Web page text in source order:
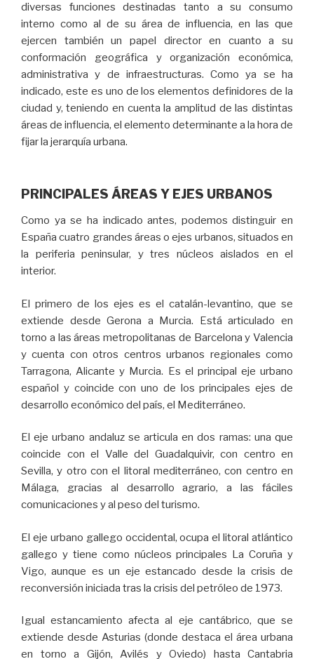
diversas funciones destinadas tanto a su consumo
interno como al de su área de influencia, en las que
ejercen también un papel director en cuanto a su
conformación geográfica y organización económica,
administrativa y de infraestructuras. Como ya se ha
indicado, este es uno de los elementos definidores de la
ciudad y, teniendo en cuenta la amplitud de las distintas
áreas de influencia, el elemento determinante a la hora de
fijar la jerarquía urbana.
PRINCIPALES ÁREAS Y EJES URBANOS
Como ya se ha indicado antes, podemos distinguir en
España cuatro grandes áreas o ejes urbanos, situados en
la periferia peninsular, y tres núcleos aislados en el
interior.
El primero de los ejes es el catalán-levantino, que se
extiende desde Gerona a Murcia. Está articulado en
torno a las áreas metropolitanas de Barcelona y Valencia
y cuenta con otros centros urbanos regionales como
Tarragona, Alicante y Murcia. Es el principal eje urbano
español y coincide con uno de los principales ejes de
desarrollo económico del país, el Mediterráneo.
El eje urbano andaluz se articula en dos ramas: una que
coincide con el Valle del Guadalquivir, con centro en
Sevilla, y otro con el litoral mediterráneo, con centro en
Málaga, gracias al desarrollo agrario, a las fáciles
comunicaciones y al peso del turismo.
El eje urbano gallego occidental, ocupa el litoral atlántico
gallego y tiene como núcleos principales La Coruña y
Vigo, aunque es un eje estancado desde la crisis de
reconversión iniciada tras la crisis del petróleo de 1973.
Igual estancamiento afecta al eje cantábrico, que se
extiende desde Asturias (donde destaca el área urbana
en torno a Gijón, Avilés y Oviedo) hasta Cantabria